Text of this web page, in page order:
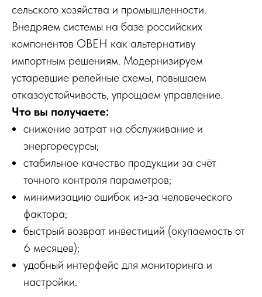
сельского хозяйства и промышленности.
Внедряем системы на базе российских
компонентов ОВЕН как альтернативу
импортным решениям. Модернизируем
устаревшие релейные схемы, повышаем
отказоустойчивость, упрощаем управление.
Что вы получаете:
снижение затрат на обслуживание и
энергоресурсы;
стабильное качество продукции за счёт
точного контроля параметров;
минимизацию ошибок из‑за человеческого
фактора;
быстрый возврат инвестиций (окупаемость от
6 месяцев);
удобный интерфейс для мониторинга и
настройки.